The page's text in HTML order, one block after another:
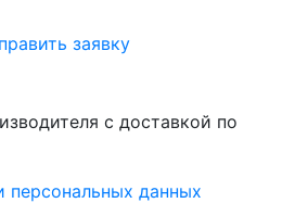
заявку
с доставкой по
персональных данных